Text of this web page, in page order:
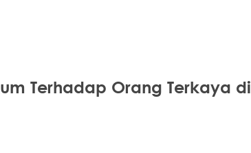
Terhadap Orang Terkaya di